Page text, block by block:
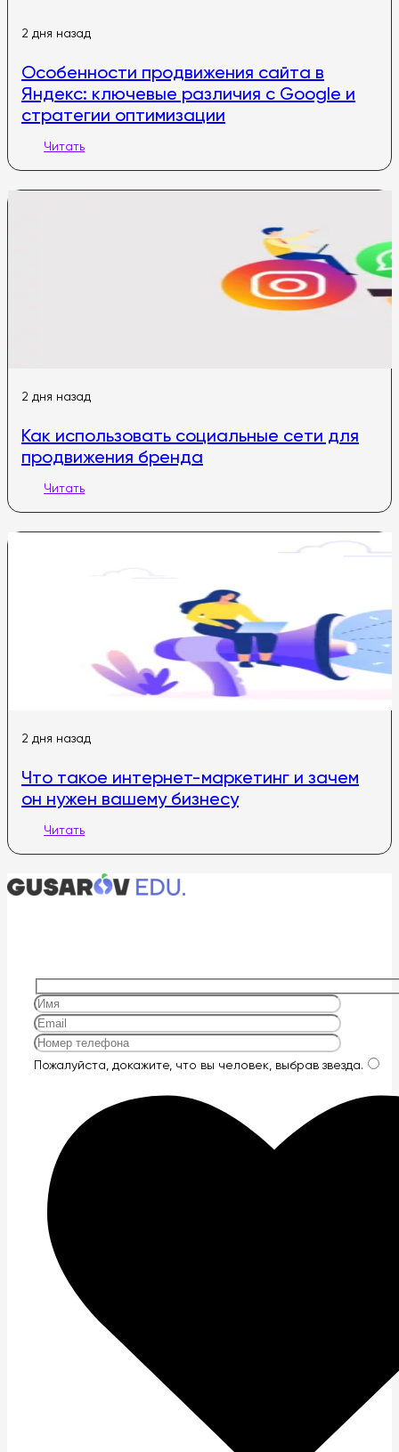
2 дня назад
Особенности продвижения сайта в
Яндекс: ключевые различия с Google и
стратегии оптимизации
Читать
2 дня назад
Как использовать социальные сети для
продвижения бренда
Читать
2 дня назад
Что такое интернет-маркетинг и зачем
он нужен вашему бизнесу
Читать
Оставьте
Пожалуйста, докажите, что вы человек, выбрав звезда.